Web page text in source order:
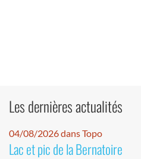
Les dernières actualités
04/08/2026 dans Topo
Lac et pic de la Bernatoire